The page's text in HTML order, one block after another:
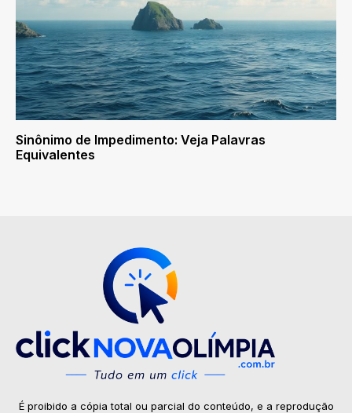
Sinônimo de Impedimento: Veja Palavras
Equivalentes
É proibido a cópia total ou parcial do conteúdo, e a reprodução